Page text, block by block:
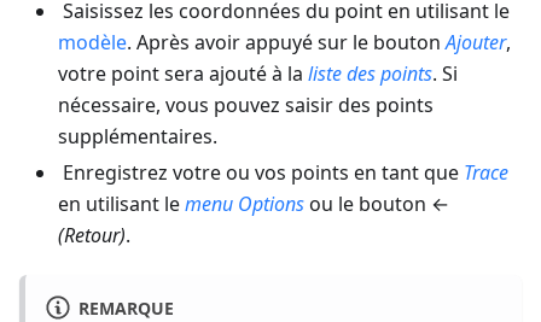
Saisissez les coordonnées du point en utilisant le
modèle. Après avoir appuyé sur le boutonAjouter,
votre point sera ajouté à la liste des points. Si
nécessaire, vous pouvez saisir des points
supplémentaires.
Enregistrez votre ou vos points en tant que Trace
en utilisant lemenu Optionsou le bouton ←
(Retour).
REMARQUE